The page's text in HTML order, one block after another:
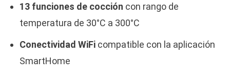
13 funciones de cocción con rango de
temperatura de 30°C a 300°C
Conectividad WiFicompatible con la aplicación
SmartHome